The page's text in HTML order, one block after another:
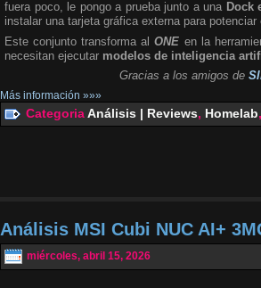
fuera poco, le pongo a prueba junto a una Dock
instalar una tarjeta gráfica externa para
Este conjunto transforma alONE en la
necesitan ejecutar modelos de inteligencia
Gracias a los amigos de
Más información »»»
CategoriaAnálisis | Reviews, Homelab,
Análisis MSI Cubi NUC AI+
miércoles, abril 15, 2026